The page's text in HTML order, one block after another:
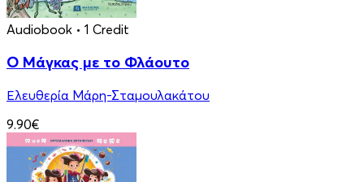
Audiobook • 1 Credit
Ο Μάγκας με το Φλάουτο
Ελευθερία Μάρη-Σταμουλακάτου
9.90€